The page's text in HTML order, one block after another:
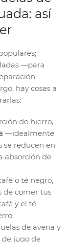
así
—para
hay cosas a
de hierro,
—idealmente
se reducen en
absorción de
o té negro,
de comer tus
y el té
de avena y
de jugo de